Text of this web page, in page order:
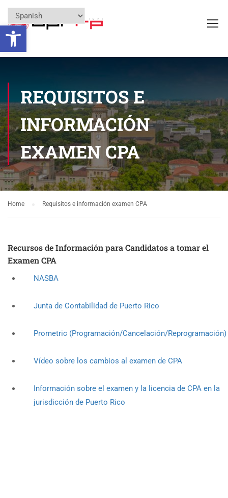
Open toolbar
REQUISITOS E
INFORMACIÓN
EXAMEN CPA
Home Requisitos e información examen CPA
Recursos de Información para Candidatos a tomar el
Examen CPA
NASBA
Junta de Contabilidad de Puerto Rico
Prometric (Programación/Cancelación/Reprogramación)
Vídeo sobre los cambios al examen de CPA
Información sobre el examen y la licencia de CPA en la
jurisdicción de Puerto Rico